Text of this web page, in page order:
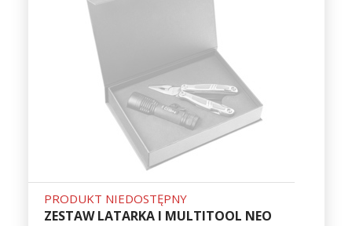
PRODUKT NIEDOSTĘPNY
ZESTAW LATARKA I MULTITOOL NEO